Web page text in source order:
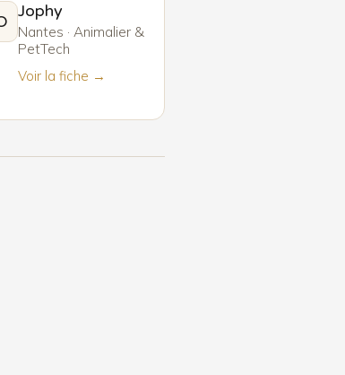
Jophy
Nantes · Animalier &
PetTech
Voir la fiche →